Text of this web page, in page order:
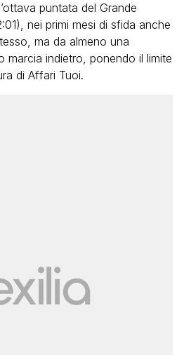
puntata del Grande
nei primi mesi di sfida anche
ma da almeno una
marcia indietro, ponendo il limite
di Affari Tuoi.